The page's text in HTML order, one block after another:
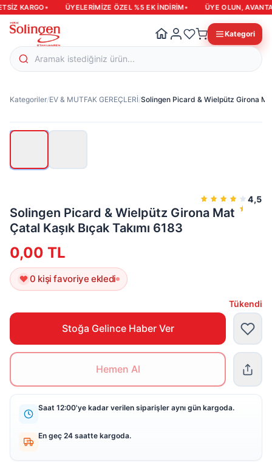
KARGO• ÜYELERIMIZE ÖZEL %5 EK INDIRIM• ÜYE OLUN,
Kategori
Kategoriler/EV & MUTFAK GEREÇLERİ/Solingen Picard & Wielpütz Girona
Solingen Picard & Wielpütz Girona Mat
Çatal Kaşık Bıçak Takımı 6183
4,5
0,00 TL
0 kişi favoriye ekledi
Tükendi
Stoğa Gelince Haber Ver
Hemen Al
Saat 12:00'ye kadar verilen siparişler aynı gün kargoda.
En geç 24 saatte kargoda.